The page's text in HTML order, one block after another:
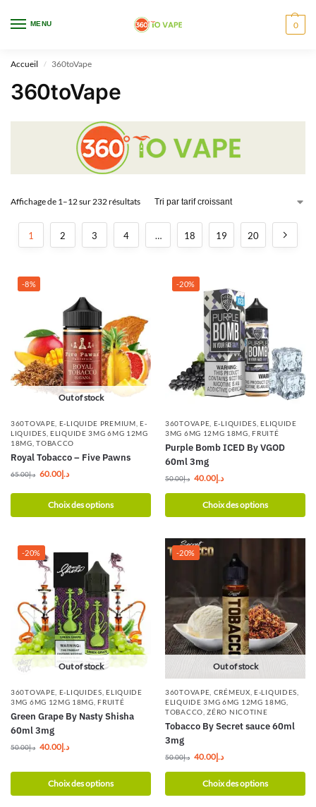
MENU 0
WARNING: This product contains nicotine. Nicotine is an addictive chemical.
Only for adults, MINORS are prohibited from buying e-cig.
Accueil / 360toVape
360toVape
Affichage de 1–12 sur 232 résultats
1 2 3 4 … 18 19 20
-8%
Out of stock
360TOVAPE E-LIQUIDE PREMIUM ,E-
LIQUIDES ,ELIQUIDE 3MG 6MG 12MG
18MG ,TOBACCO
Royal Tobacco – Five Pawns
د.إ65.00 د.إ60.00
Choix des options
-20%
360TOVAPE E-LIQUIDES ,ELIQUIDE
3MG 6MG 12MG 18MG ,FRUITÉ
Purple Bomb ICED By VGOD
60ml 3mg
د.إ50.00 د.إ40.00
Choix des options
-20%
Out of stock
360TOVAPE E-LIQUIDES ,ELIQUIDE
3MG 6MG 12MG 18MG ,FRUITÉ
Green Grape By Nasty Shisha
60ml 3mg
د.إ50.00 د.إ40.00
Choix des options
-20%
Out of stock
360TOVAPE CRÉMEUX ,E-LIQUIDES
ELIQUIDE 3MG 6MG 12MG 18MG
TOBACCO ,ZÉRO NICOTINE
Tobacco By Secret sauce 60ml
3mg
د.إ50.00 د.إ40.00
Choix des options